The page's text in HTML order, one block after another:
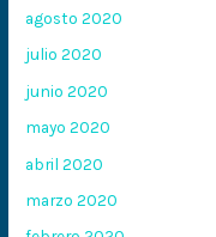
agosto 2020
julio 2020
junio 2020
mayo 2020
abril 2020
marzo 2020